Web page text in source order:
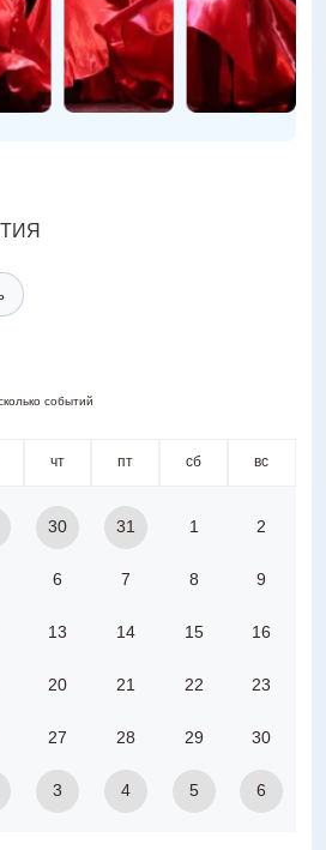
событий
чт пт сб вс
30 31 1 2
6 7 8 9
13 14 15 16
20 21 22 23
27 28 29 30
3 4 5 6